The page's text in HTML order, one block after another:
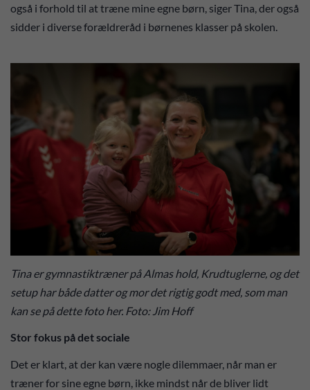
også i forhold til at træne mine egne børn, siger Tina, der også
sidder i diverse forældreråd i børnenes klasser på skolen.
Tina er gymnastiktræner på Almas hold, Krudtuglerne, og det
setup har både datter og mor det rigtig godt med, som man
kan se på dette foto her. Foto: Jim Hoff
Stor fokus på det sociale
Det er klart, at der kan være nogle dilemmaer, når man er
træner for sine egne børn, ikke mindst når de bliver lidt